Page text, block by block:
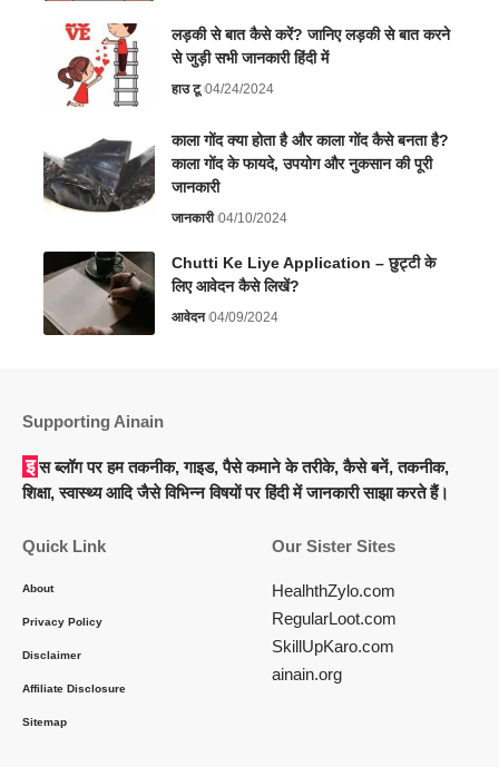
लड़की से बात कैसे करें? जानिए लड़की से बात करने
से जुड़ी सभी जानकारी हिंदी में
हाउ टू 04/24/2024
काला गोंद क्या होता है और काला गोंद कैसे बनता है?
काला गोंद के फायदे, उपयोग और नुकसान की पूरी
जानकारी
जानकारी 04/10/2024
Chutti Ke Liye Application – छुट्टी के
लिए आवेदन कैसे लिखें?
आवेदन 04/09/2024
Supporting Ainain
इस ब्लॉग पर हम तकनीक, गाइड, पैसे कमाने के तरीके, कैसे बनें, तकनीक,
शिक्षा, स्वास्थ्य आदि जैसे विभिन्न विषयों पर हिंदी में जानकारी साझा करते हैं।
Quick Link
About
Privacy Policy
Disclaimer
Affiliate Disclosure
Sitemap
Our Sister Sites
HealhthZylo.com
RegularLoot.com
SkillUpKaro.com
ainain.org